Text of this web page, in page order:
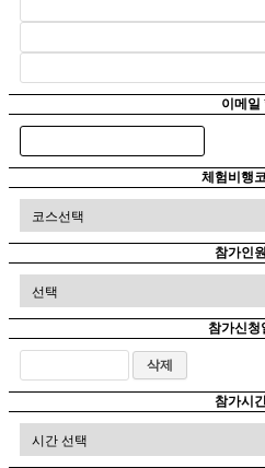
이메일
체험비행
참가인원
참가신청
참가시